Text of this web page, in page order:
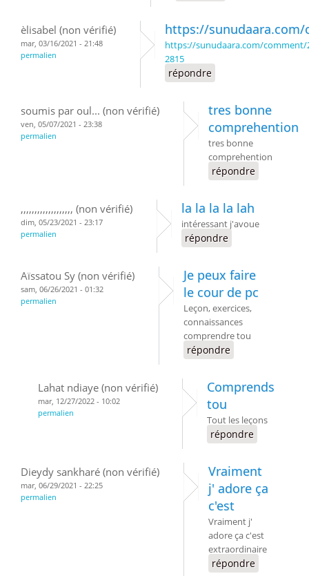
èlisabel (non vérifié)
mar, 03/16/2021 - 21:48
permalien
https://
https://sunudaara.com/comment/
2815
répondre
soumis par oul... (non vérifié)
ven, 05/07/2021 - 23:38
permalien
tres bonne
comprehention
tres bonne
comprehention
répondre
,,,,,,,,,,,,,,,,,,, (non vérifié)
dim, 05/23/2021 - 23:17
permalien
la la la la lah
intéressant j'avoue
répondre
Aïssatou Sy (non vérifié)
sam, 06/26/2021 - 01:32
permalien
Je peux faire
le cour de pc
Leçon, exercices,
connaissances
comprendre tou
répondre
Lahat ndiaye (non vérifié)
mar, 12/27/2022 - 10:02
permalien
Comprends
tou
Tout les leçons
répondre
Dieydy sankharé (non vérifié)
mar, 06/29/2021 - 22:25
permalien
Vraiment
j' adore ça
c'est
Vraiment j'
adore ça c'est
extraordinaire
répondre